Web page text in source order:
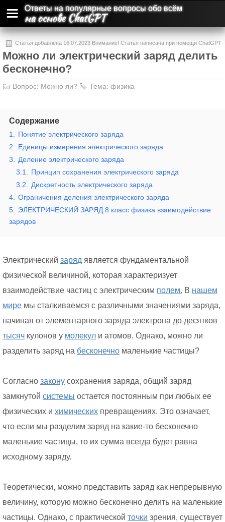
Ответы на популярные вопросы обо всём
на основе ChatGPT
Статья добавлена 16.07.2023 Внимание! Статья написана при помощи ChatGPT
и может содержать ошибки и неточности.
Можно ли электрический заряд делить
бесконечно?
Вопрос: Можно ли? Тема: физика
Содержание
1.
Понятие электрического заряда
2.
Единицы измерения электрического заряда
3.
Деление электрического заряда
3.1.
Принцип сохранения электрического заряда
3.2.
Дискретность электрического заряда
4.
Ограничения деления электрического заряда
5.
ЭЛЕКТРИЧЕСКИЙ ЗАРЯД 8 класс физика взаимодействие
зарядов
Электрический заряд является фундаментальной
физической величиной, которая характеризует
взаимодействие частиц с электрическим полем. В нашем
мире мы сталкиваемся с различными значениями заряда,
начиная от элементарного заряда электрона до десятков
тысяч кулонов у молекул и атомов. Однако, можно ли
разделить заряд на бесконечно маленькие частицы?
Согласно закону сохранения заряда, общий заряд
замкнутой системы остается постоянным при любых ее
физических и химических превращениях. Это означает,
что если мы разделим заряд на какие-то бесконечно
маленькие частицы, то их сумма всегда будет равна
исходному заряду.
Теоретически, можно представить заряд как непрерывную
величину, которую можно бесконечно делить на маленькие
частицы. Однако, с практической точки зрения, существует